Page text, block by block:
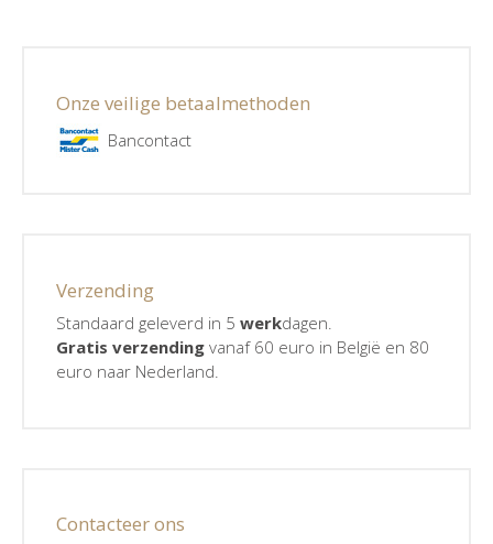
Onze veilige betaalmethoden
Bancontact
Verzending
Standaard geleverd in 5 werkdagen.
Gratis verzendingvanaf 60 euro in België en 80
euro naar Nederland.
Contacteer ons